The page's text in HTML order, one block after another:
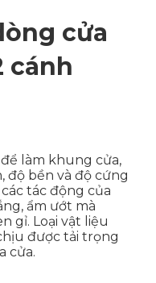
cửa
cánh
làm khung cửa,
độ bền và độ cứng
tác động của
ẩm ướt mà
gỉ. Loại vật liệu
được tải trọng
cửa.